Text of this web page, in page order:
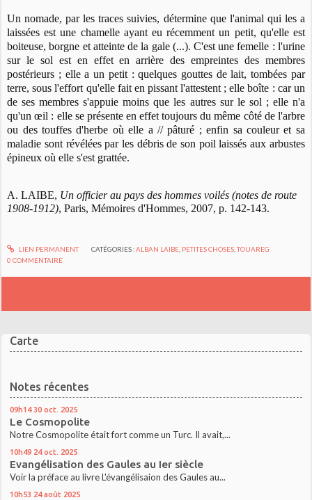
Carte
Notes récentes
09h14 30 oct. 2025
Le Cosmopolite
Notre Cosmopolite était fort comme un Turc. Il avait,...
10h49 24 oct. 2025
Evangélisation des Gaules au Ier siècle
Voir la préface au livre L'évangélisaion des Gaules au...
10h53 24 août 2025
Un nomade, par les traces suivies, détermine que l'animal qui les a
laissées est une chamelle ayant eu récemment un petit, qu'elle est
boiteuse, borgne et atteinte de la gale (...). C'est une femelle : l'urine
sur le sol est en effet en arrière des empreintes des membres
postérieurs ; elle a un petit : quelques gouttes de lait, tombées par
terre, sous l'effort qu'elle fait en pissant l'attestent ; elle boîte : car un
de ses membres s'appuie moins que les autres sur le sol ; elle n'a
qu'un œil : elle se présente en effet toujours du même côté de l'arbre
ou des touffes d'herbe où elle a // pâturé ; enfin sa couleur et sa
maladie sont révélées par les débris de son poil laissés aux arbustes
épineux où elle s'est grattée.
A. LAIBE, Un officier au pays des hommes voilés (notes de route
1908-1912), Paris, Mémoires d'Hommes, 2007, p. 142-143.
LIEN PERMANENT CATÉGORIES :ALBAN LAIBE, PETITES CHOSES,TOUAREG
0 COMMENTAIRE